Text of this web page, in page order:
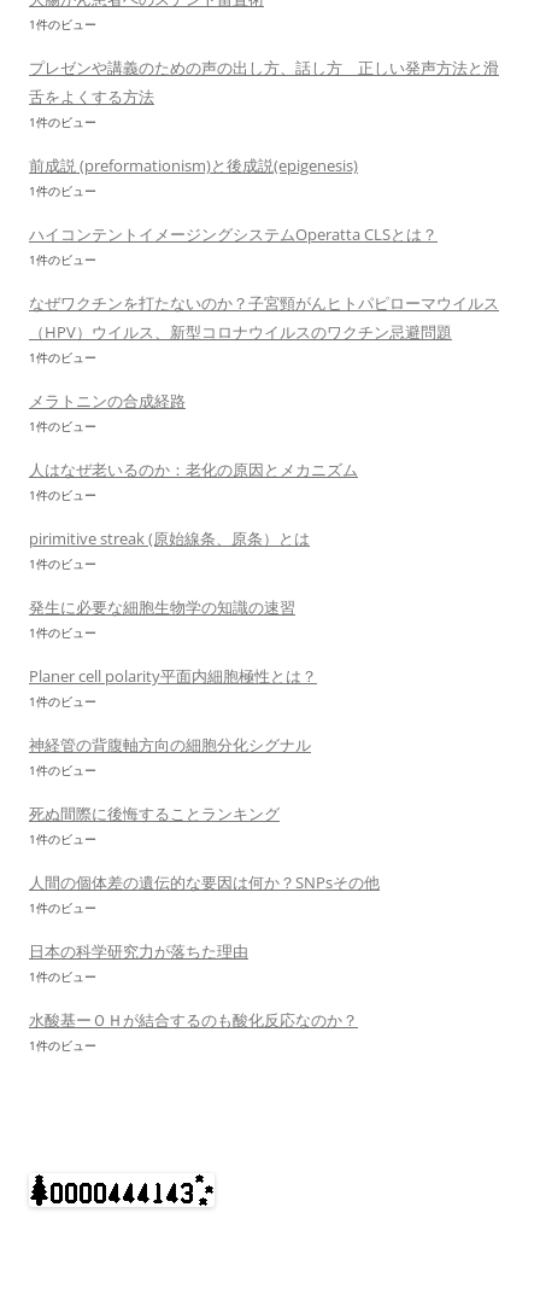
1件のビュー
プレゼンや講義のための声の出し方、話し方 正しい発声方法と滑
舌をよくする方法
1件のビュー
前成説 (preformationism)と後成説(epigenesis)
1件のビュー
ハイコンテントイメージングシステムOperatta CLSとは？
1件のビュー
なぜワクチンを打たないのか？子宮頸がんヒトパピローマウイルス
（HPV）ウイルス、新型コロナウイルスのワクチン忌避問題
1件のビュー
メラトニンの合成経路
1件のビュー
人はなぜ老いるのか：老化の原因とメカニズム
1件のビュー
pirimitive streak (原始線条、原条）とは
1件のビュー
発生に必要な細胞生物学の知識の速習
1件のビュー
Planer cell polarity平面内細胞極性とは？
1件のビュー
神経管の背腹軸方向の細胞分化シグナル
1件のビュー
死ぬ間際に後悔することランキング
1件のビュー
人間の個体差の遺伝的な要因は何か？SNPsその他
1件のビュー
日本の科学研究力が落ちた理由
1件のビュー
水酸基ーＯＨが結合するのも酸化反応なのか？
1件のビュー